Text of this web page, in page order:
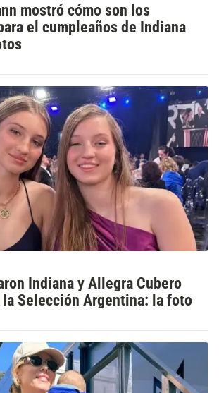
mostró cómo son los
el cumpleaños de Indiana
Indiana y Allegra Cubero
la Selección Argentina: la foto